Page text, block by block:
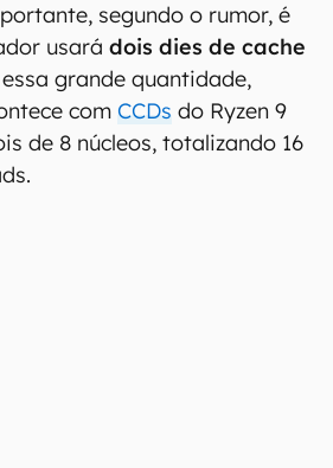
segundo o rumor, é
usará dois dies de cache
grande quantidade,
com CCDs do Ryzen 9
de 8 núcleos, totalizando 16